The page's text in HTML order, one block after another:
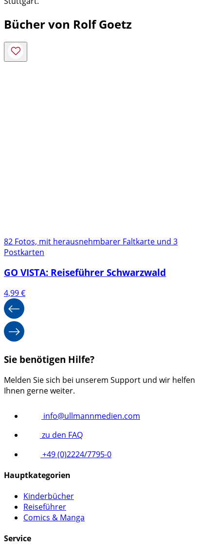
Bücher von Rolf Goetz
82 Fotos, mit herausnehmbarer Faltkarte und 3
Postkarten
GO VISTA: Reiseführer Schwarzwald
4,99€
Sie benötigen Hilfe?
Melden Sie sich bei unserem Support und wir helfen
Ihnen gerne weiter.
info@ullmannmedien.com
zu den FAQ
+49 (0)2224/7795-0
Hauptkategorien
Kinderbücher
Reiseführer
Comics & Manga
Service